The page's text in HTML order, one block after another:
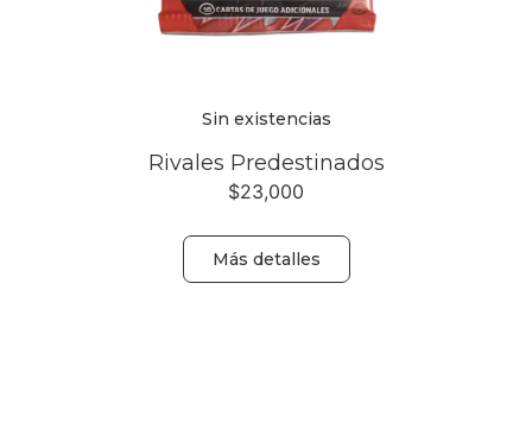
Sin existencias
Rivales Predestinados
$23,000
Más detalles